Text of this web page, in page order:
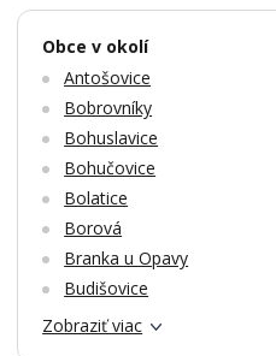
Zobrazit dalších 22 fotek
Obce v okolí
Antošovice
Bobrovníky
Bohuslavice
Bohučovice
Bolatice
Borová
Branka u Opavy
Budišovice
Zobraziť viac